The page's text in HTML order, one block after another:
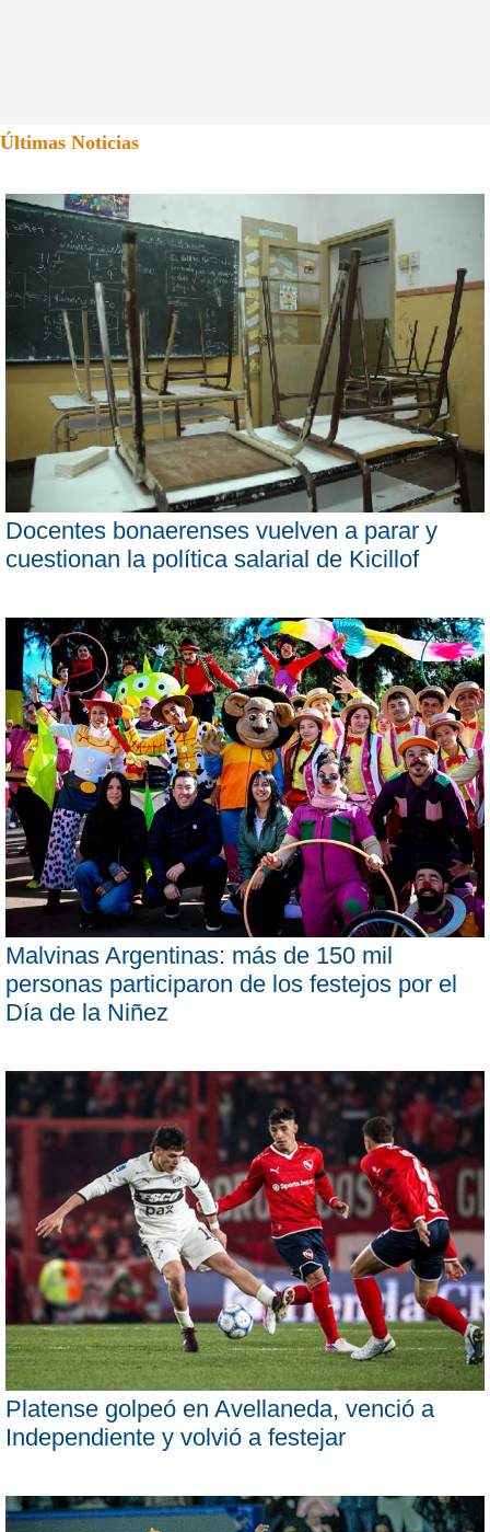
Últimas Noticias
Docentes bonaerenses vuelven a parar y
cuestionan la política salarial de Kicillof
Malvinas Argentinas: más de 150 mil
personas participaron de los festejos por el
Día de la Niñez
Platense golpeó en Avellaneda, venció a
Independiente y volvió a festejar